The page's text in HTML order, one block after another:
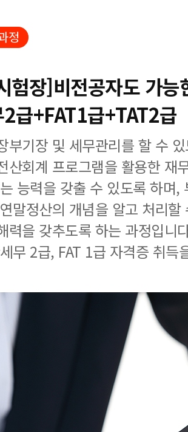
정
험장]비전공자도 가
2급+FAT1급+TAT2급
부기장 및 세무관리를 할 수
산회계 프로그램을 활용한 재
능력을 갖출 수 있도록 하며,
말정산의 개념을 알고 처리
력을 갖추도록 하는 과정입니
무 2급, FAT 1급 자격증 취득